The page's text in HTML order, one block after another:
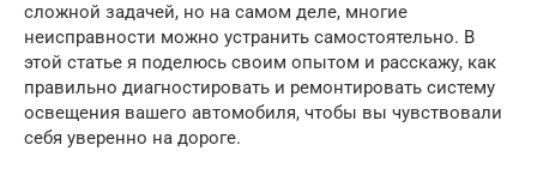
сложной задачей, но на самом деле, многие
неисправности можно устранить самостоятельно. В
этой статье я поделюсь своим опытом и расскажу, как
правильно диагностировать и ремонтировать систему
освещения вашего автомобиля, чтобы вы чувствовали
себя уверенно на дороге.